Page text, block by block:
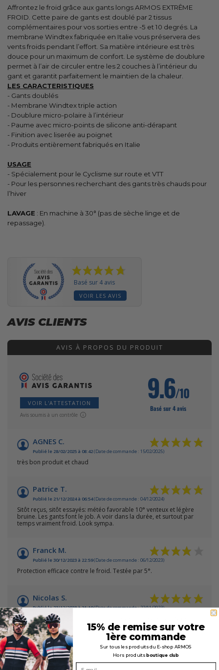
Affrontez le froid grâce aux gants longs ARMOS EXTRÊME
FROID. Cette paire de gants est doublé par 2 tissus
complémentaires pour vos sorties entre -5 et 10 degrés. La
membrane Windtex fabriquée en Italie vous préservera des
vents froids pendant l’effort. Sa matière intérieure est très
douce pour un maximum de confort. Le système de doublure
permet à l’air de circuler entre les 2 couches à l’intérieur du
gant et garantit parfaitement le maintien de la chaleur.
LES CARACTERISTIQUES
- Gants doublés
- Membrane Windtex triple action
- Doublure micro-polaire à l’intérieur
- Paume avec micro-points de silicone anti-dérapant
- Finition avec liserée au poignet
- Produits entièrement fabriqués en Italie
USAGE
- Spécialement pour le Cyclisme sur route et VTT
- Pour les personnes recherchant des gants très chauds pour
l’hiver
LAVAGE : En machine à 30° (pas de sèche linge et de
repassage).
Basé sur 4 avis
VOIR LES AVIS
AVIS CLIENTS
AVIS À PROPOS DU PRODUIT
VOIR L'ATTESTATION
Avis soumis à un contrôle
9.6/10
Basé sur 4 avis
AGNES C.
Publié le 28/02/2025 à 08:42(Date de commande : 15/02/2025)
très bon produit et chaud
Patrice T.
Publié le 21/12/2024 à 06:54(Date de commande : 04/12/2024)
Sitôt reçus, sitôt essayés: météo favorable 10° venteux et légère
bruine. Les gants font le job. A voir dans la durée, et surtout par
temps vraiment froid. Look sympa.
Franck M.
Publié le 30/12/2023 à 22:59(Date de commande : 06/12/2023)
Protection efficace contre le froid. Testée par 5°.
Nicolas S.
Publié le 23/12/2023 à 21:10(Date de commande : 22/11/2023)
Moi qui est des pbs du au froid, sortie vélo 0 degrés 3hr Nikel!!!
15% de remise sur votre
1ère commande
Sur tous les produits du E-shop ARMOS
Hors produitsboutique club